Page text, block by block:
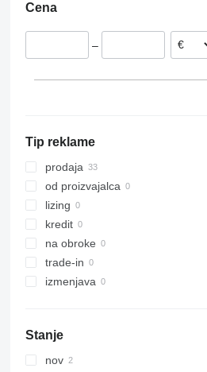
Poljska
Danska
Cena
–
Tip reklame
prodaja
od proizvajalca
lizing
kredit
na obroke
trade-in
izmenjava
Stanje
nov